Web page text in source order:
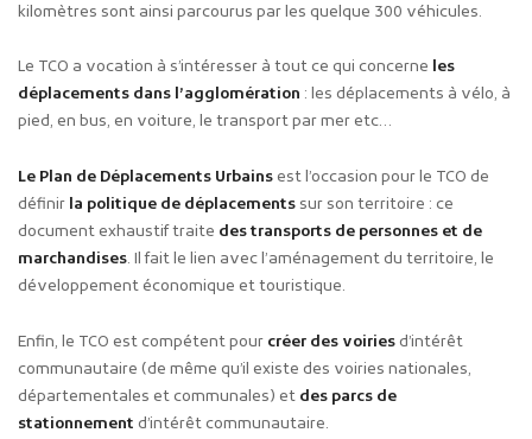
kilomètres sont ainsi parcourus par les quelque 300 véhicules.
Le TCO a vocation à s’intéresser à tout ce qui concerne les
déplacements dans l’agglomération : les déplacements à vélo, à
pied, en bus, en voiture, le transport par mer etc…
Le Plan de Déplacements Urbainsest l’occasion pour le TCO de
définir la politique de déplacements sur son territoire : ce
document exhaustif traite des transports de personnes et de
marchandises. Il fait le lien avec l’aménagement du territoire, le
développement économique et touristique.
Enfin, le TCO est compétent pour créer des voiriesd’intérêt
communautaire (de même qu’il existe des voiries nationales,
départementales et communales) et des parcs de
stationnement d’intérêt communautaire.